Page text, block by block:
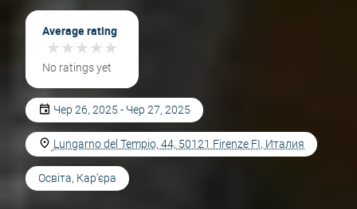
Average rating
★★★★★
★★★★★
No ratings yet
Чер 26, 2025 - Чер 27, 2025
Lungarno del Tempio, 44, 50121 Firenze FI, Италия
Освіта, Кар'єра